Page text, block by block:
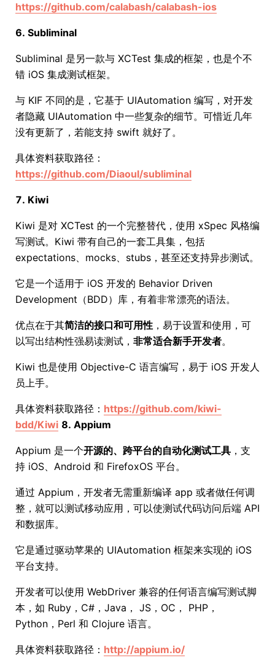
https://github.com/calabash/calabash-ios
6. Subliminal
Subliminal 是另一款与 XCTest 集成的框架，也是个不
错 iOS 集成测试框架。
与 KIF 不同的是，它基于 UIAutomation 编写，对开发
者隐藏 UIAutomation 中一些复杂的细节。可惜近几年
没有更新了，若能支持 swift 就好了。
具体资料获取路径：
https://github.com/Diaoul/subliminal
7. Kiwi
Kiwi 是对 XCTest 的一个完整替代，使用 xSpec 风格编
写测试。Kiwi 带有自己的一套工具集，包括
expectations、mocks、stubs，甚至还支持异步测试。
它是一个适用于 iOS 开发的 Behavior Driven
Development（BDD）库，有着非常漂亮的语法。
优点在于其简洁的接口和可用性 ，易于设置和使用，可
以写出结构性强易读测试， 非常适合新手开发者。
Kiwi 也是使用 Objective-C 语言编写，易于 iOS 开发人
员上手。
具体资料获取路径： https://github.com/kiwi-
bdd/Kiwi 8. Appium
Appium 是一个开源的、跨平台的自动化测试工具 ，支
持 iOS、Android 和 FirefoxOS 平台。
通过 Appium，开发者无需重新编译 app 或者做任何调
整，就可以测试移动应用，可以使测试代码访问后端 API
和数据库。
它是通过驱动苹果的 UIAutomation 框架来实现的 iOS
平台支持。
开发者可以使用 WebDriver 兼容的任何语言编写测试脚
本，如 Ruby，C#，Java， JS，OC， PHP，
Python，Perl 和 Clojure 语言。
具体资料获取路径： http://appium.io/